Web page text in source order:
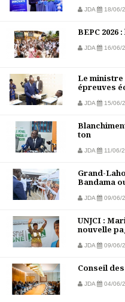
JDA 18/06/
BEPC
JDA 16/06/
Le ministre
épreuves
JDA 15/06/
ton
JDA 11/06/
Grand-
Bandama
JDA 09/06/
UNJCI :
nouvelle
JDA 09/06/
Conseil
JDA 04/06/